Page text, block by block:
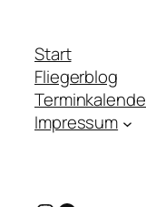
Start
Fliegerblog
Impressum